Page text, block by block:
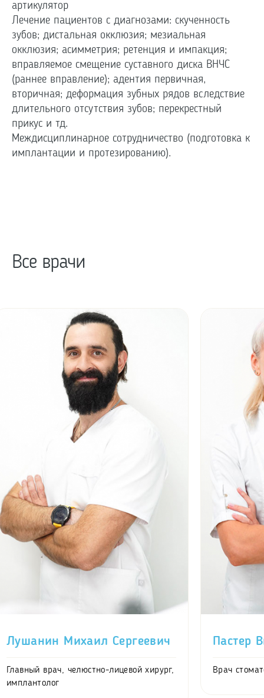
артикулятор
Лечение пациентов с диагнозами: скученность
зубов; дистальная окклюзия; мезиальная
окклюзия; асимметрия; ретенция и импакция;
вправляемое смещение суставного диска ВНЧС
(раннее вправление); адентия первичная,
вторичная; деформация зубных рядов вследствие
длительного отсутствия зубов; перекрестный
прикус и тд.
Междисциплинарное сотрудничество (подготовка к
имплантации и протезированию).
Все врачи
Лушанин Михаил Сергеевич
Главный врач, челюстно-лицевой хирург,
имплантолог
Пастер
Врач